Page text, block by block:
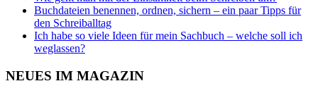
Buchdateien benennen, ordnen, sichern – ein paar Tipps für
den Schreiballtag
Ich habe so viele Ideen für mein Sachbuch – welche soll ich
weglassen?
NEUES IM MAGAZIN